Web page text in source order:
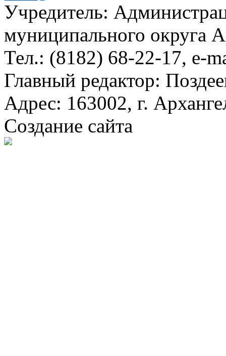
Учредитель:
муниципального округа
Тел.: (8182) 68-22-17, e-
Главный редактор:
Адрес: 163002, г.
Создание сайта